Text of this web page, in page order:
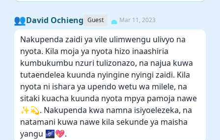
👥David Ochieng Guest Mar 11, 2023
Nakupenda zaidi ya vile ulimwengu ulivyo na
nyota. Kila moja ya nyota hizo inaashiria
kumbukumbu nzuri tulizonazo, na najua kuwa
tutaendelea kuunda nyingine nyingi zaidi. Kila
nyota ni ishara ya upendo wetu wa milele, na
sitaki kuacha kuunda nyota mpya pamoja nawe
✨💫. Nakupenda kwa namna isiyoelezeka, na
natamani kuwa nawe kila sekunde ya maisha
yangu 🌌💖.